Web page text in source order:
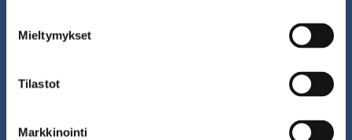
Mieltymykset
Tilastot
Markkinointi
ILMOITTAUDU ›